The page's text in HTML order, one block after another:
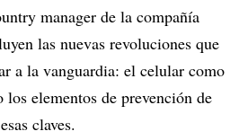
manager de la compañía
las nuevas revoluciones que
a la vanguardia: el celular como
los elementos de prevención de
claves.